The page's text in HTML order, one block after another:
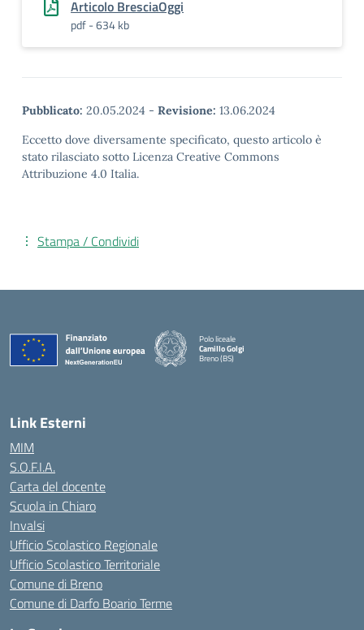
Articolo BresciaOggi
pdf - 634 kb
Pubblicato: 20.05.2024 - Revisione: 13.06.2024
Eccetto dove diversamente specificato, questo articolo è
stato rilasciato sotto Licenza Creative Commons
Attribuzione 4.0 Italia.
Stampa / Condividi
Polo liceale
Camillo Golgi
Breno (BS)
Link Esterni
MIM
S.O.F.I.A.
Carta del docente
Scuola in Chiaro
Invalsi
Ufficio Scolastico Regionale
Ufficio Scolastico Territoriale
Comune di Breno
Comune di Darfo Boario Terme